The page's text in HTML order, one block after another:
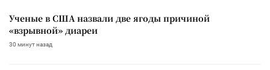
Ученые в США назвали две ягоды причиной
«взрывной» диареи
30 минут назад